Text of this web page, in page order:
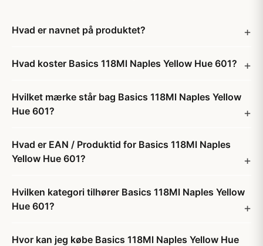
Hvad er navnet på produktet?
Hvad koster Basics 118Ml Naples Yellow Hue 601?
Hvilket mærke står bag Basics 118Ml Naples Yellow
Hue 601?
Hvad er EAN / Produktid for Basics 118Ml Naples
Yellow Hue 601?
Hvilken kategori tilhører Basics 118Ml Naples Yellow
Hue 601?
Hvor kan jeg købe Basics 118Ml Naples Yellow Hue